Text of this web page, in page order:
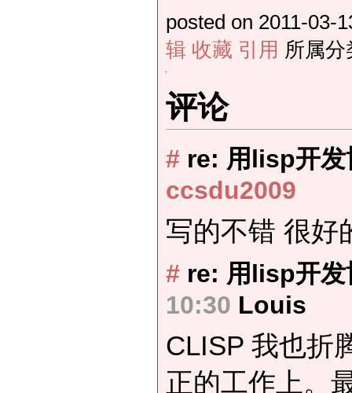
posted on 2011-03-
辑 收藏 引用 所属
评论
# re: 用lisp开
ccsdu2009
写的不错 很
# re: 用lisp开
10:30 Louis
CLISP 我也折
正的工作上。